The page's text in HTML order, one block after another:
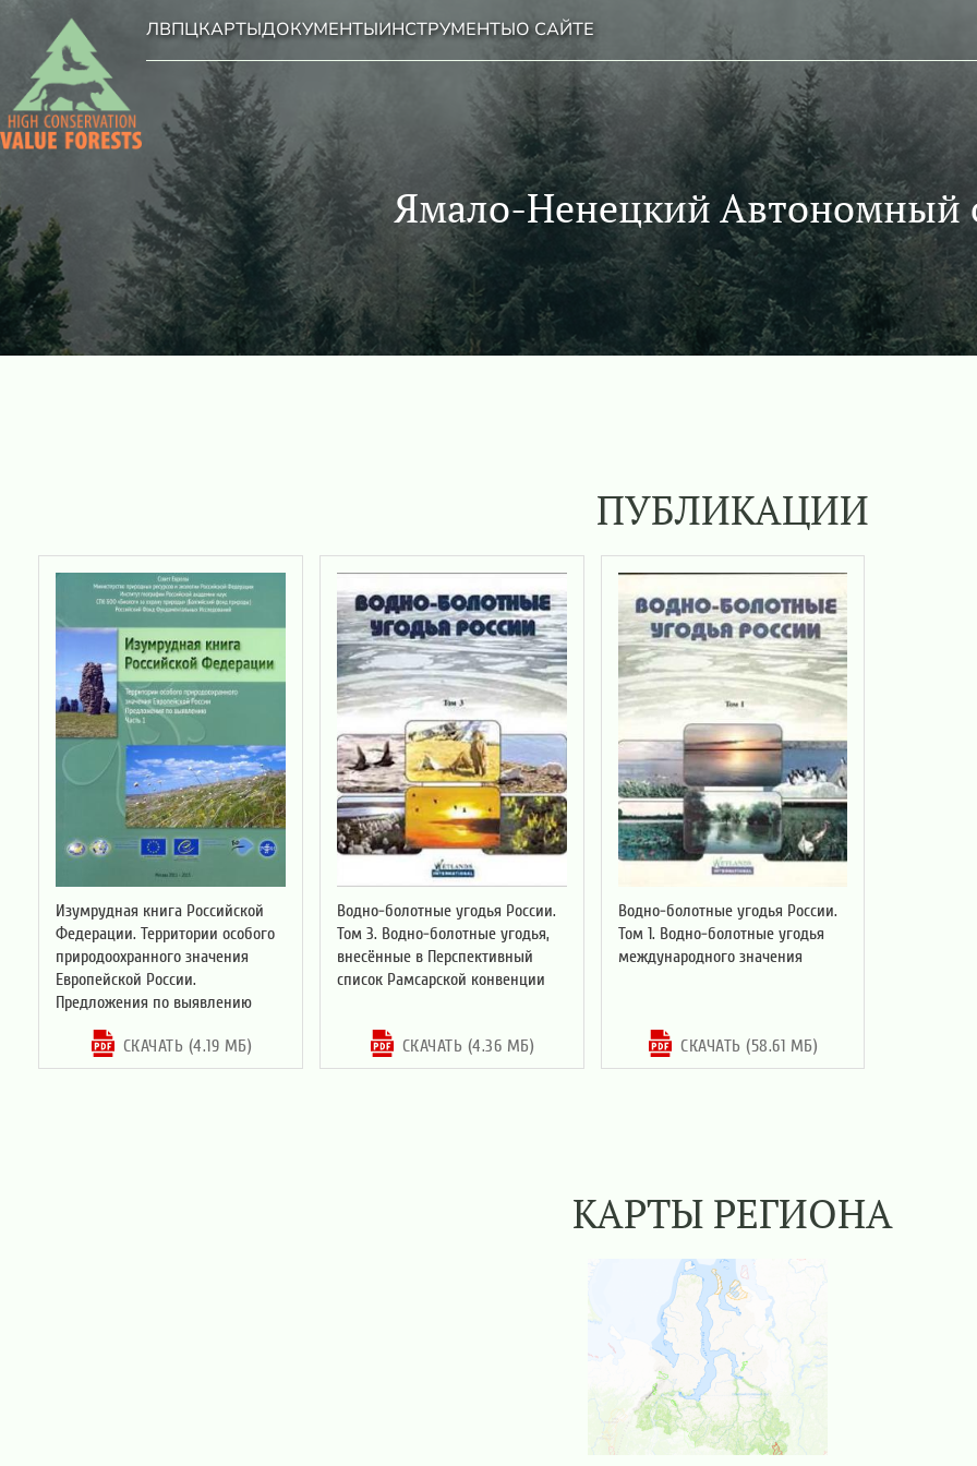
ЛВПЦКАРТЫДОКУМЕНТЫИНСТРУМЕНТЫО САЙТЕ
Ямало-Ненецкий Автономный
ПУБЛИКАЦИИ
Изумрудная книга Российской
Федерации. Территории особого
природоохранного значения
Европейской России.
Предложения по выявлению
СКАЧАТЬ (4.19 МБ)
Водно-болотные угодья России.
Том 3. Водно-болотные угодья,
внесённые в Перспективный
список Рамсарской конвенции
СКАЧАТЬ (4.36 МБ)
Водно-болотные угодья России.
Том 1. Водно-болотные угодья
международного значения
СКАЧАТЬ (58.61 МБ)
КАРТЫ РЕГИОНА